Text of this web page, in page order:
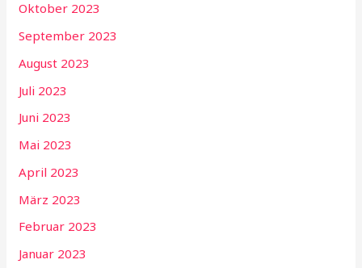
Oktober 2023
September 2023
August 2023
Juli 2023
Juni 2023
Mai 2023
April 2023
März 2023
Februar 2023
Januar 2023